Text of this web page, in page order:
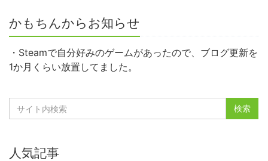
かもちんからお知らせ
・Steamで自分好みのゲームがあったので、ブログ更新を
1か月くらい放置してました。
人気記事